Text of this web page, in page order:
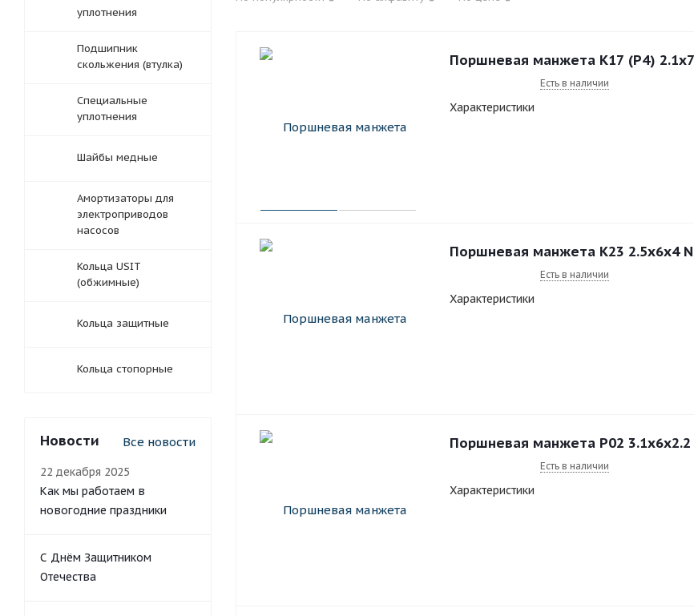
Поршневая манжета К17 (Р4)
Есть в наличии
Характеристики
Поршневая манжета К23 2.5x6x4
Есть в наличии
Характеристики
Поршневая манжета P02 3.1x6x2.2
Есть в наличии
Характеристики
уплотнения
Подшипник
скольжения (втулка)
Специальные
уплотнения
Шайбы медные
Амортизаторы для
электроприводов
насосов
Кольца USIT
(обжимные)
Кольца защитные
Кольца стопорные
Новости Все новости
22 декабря 2025
Как мы работаем в
новогодние праздники
С Днём Защитником
Отечества